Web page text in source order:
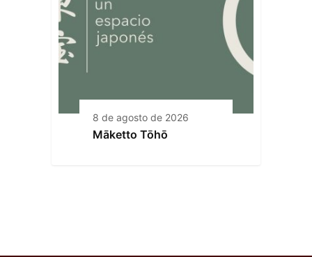
8 de agosto de 2026
Māketto Tōhō